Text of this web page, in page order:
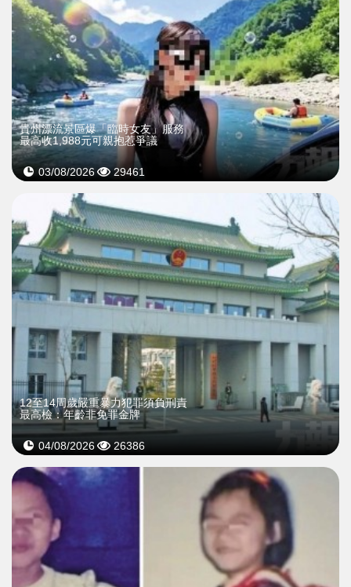
貴州漂流景區爆「臨時女友」服務
最高收1,988元可親抱惹爭議
03/08/2026 29461
12至14周歲嚴重暴力犯罪須負刑責
最高檢：年齡非免罪金牌
04/08/2026 26386